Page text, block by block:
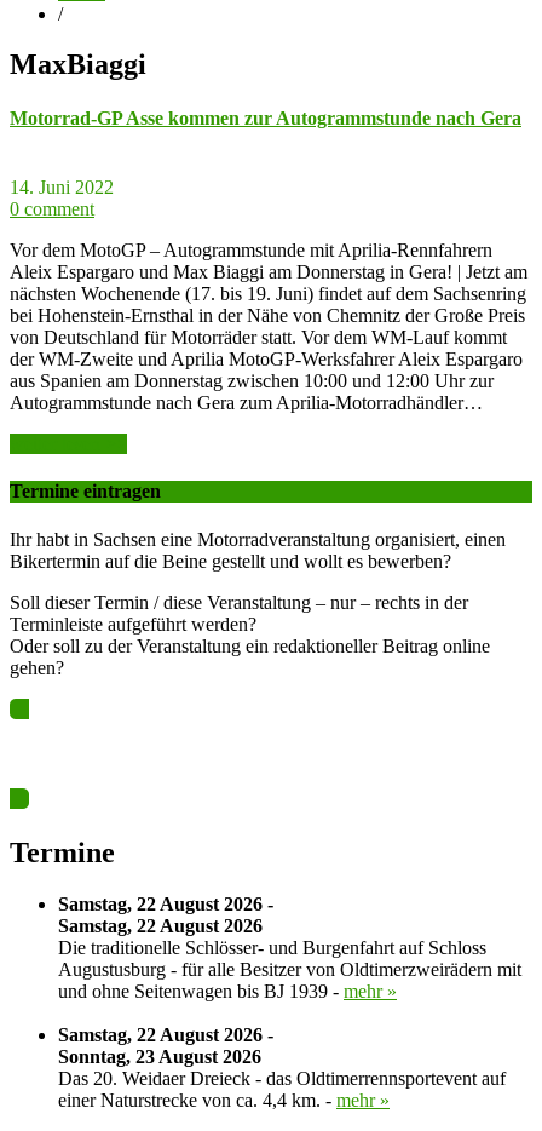
/
MaxBiaggi
Motorrad-GP Asse kommen zur Autogrammstunde nach Gera
14. Juni 2022
0 comment
Vor dem MotoGP – Autogrammstunde mit Aprilia-Rennfahrern
Aleix Espargaro und Max Biaggi am Donnerstag in Gera! | Jetzt am
nächsten Wochenende (17. bis 19. Juni) findet auf dem Sachsenring
bei Hohenstein-Ernsthal in der Nähe von Chemnitz der Große Preis
von Deutschland für Motorräder statt. Vor dem WM-Lauf kommt
der WM-Zweite und Aprilia MotoGP-Werksfahrer Aleix Espargaro
aus Spanien am Donnerstag zwischen 10:00 und 12:00 Uhr zur
Autogrammstunde nach Gera zum Aprilia-Motorradhändler…
Termine eintragen
Ihr habt in Sachsen eine Motorradveranstaltung organisiert, einen
Bikertermin auf die Beine gestellt und wollt es bewerben?
Soll dieser Termin / diese Veranstaltung – nur – rechts in der
Terminleiste aufgeführt werden?
Oder soll zu der Veranstaltung ein redaktioneller Beitrag online
gehen?
Termine
Samstag, 22 August 2026 -
Samstag, 22 August 2026
Die traditionelle Schlösser- und Burgenfahrt auf Schloss
Augustusburg - für alle Besitzer von Oldtimerzweirädern mit
und ohne Seitenwagen bis BJ 1939 - mehr »
Samstag, 22 August 2026 -
Sonntag, 23 August 2026
Das 20. Weidaer Dreieck - das Oldtimerrennsportevent auf
einer Naturstrecke von ca. 4,4 km. - mehr »